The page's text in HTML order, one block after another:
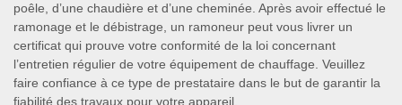
poêle, d’une chaudière et d’une cheminée. Après avoir effectué le
ramonage et le débistrage, un ramoneur peut vous livrer un
certificat qui prouve votre conformité de la loi concernant
l’entretien régulier de votre équipement de chauffage. Veuillez
faire confiance à ce type de prestataire dans le but de garantir la
fiabilité des travaux pour votre appareil.